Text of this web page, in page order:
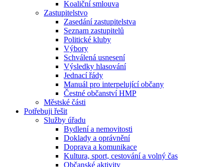
Koaliční smlouva
Zastupitelstvo
Zasedání zastupitelstva
Seznam zastupitelů
Politické kluby
Výbory
Schválená usnesení
Výsledky hlasování
Jednací řády
Manuál pro interpelující občany
Čestné občanství HMP
Městské části
Potřebuji řešit
Služby úřadu
Bydlení a nemovitosti
Doklady a oprávnění
Doprava a komunikace
Kultura, sport, cestování a volný čas
Občanské aktivity